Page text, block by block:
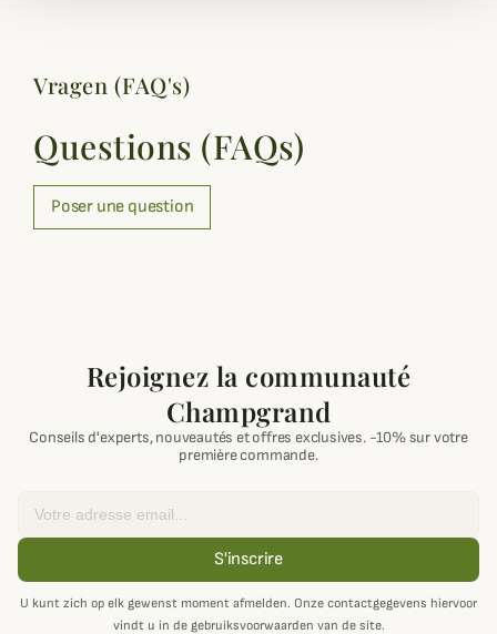
Vragen (FAQ's)
Questions (FAQs)
Poser une question
Rejoignez la communauté
Champgrand
Conseils d'experts, nouveautés et offres exclusives. -10% sur votre
première commande.
S'inscrire
U kunt zich op elk gewenst moment afmelden. Onze contactgegevens hiervoor
vindt u in de gebruiksvoorwaarden van de site.